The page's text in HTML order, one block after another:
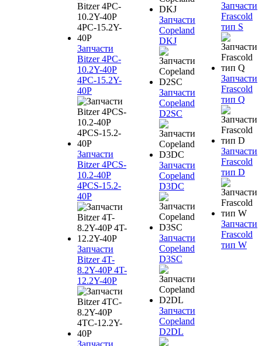
Запчасти
Bitzer 4PC-
10.2Y-40P
4PC-15.2Y-
40P
Запчасти
Bitzer 4PCS-
10.2-40P
4PCS-15.2-
40P
Запчасти
Bitzer 4T-
8.2Y-40P 4T-
12.2Y-40P
Запчасти
Запчасти
Copeland
DKJ
Запчасти
Copeland
D2SC
Запчасти
Copeland
D3DC
Запчасти
Copeland
D3SC
Запчасти
Copeland
D2DL
Запчасти
Frascold
тип S
Запчасти
Frascold
тип Q
Запчасти
Frascold
тип D
Запчасти
Frascold
тип W